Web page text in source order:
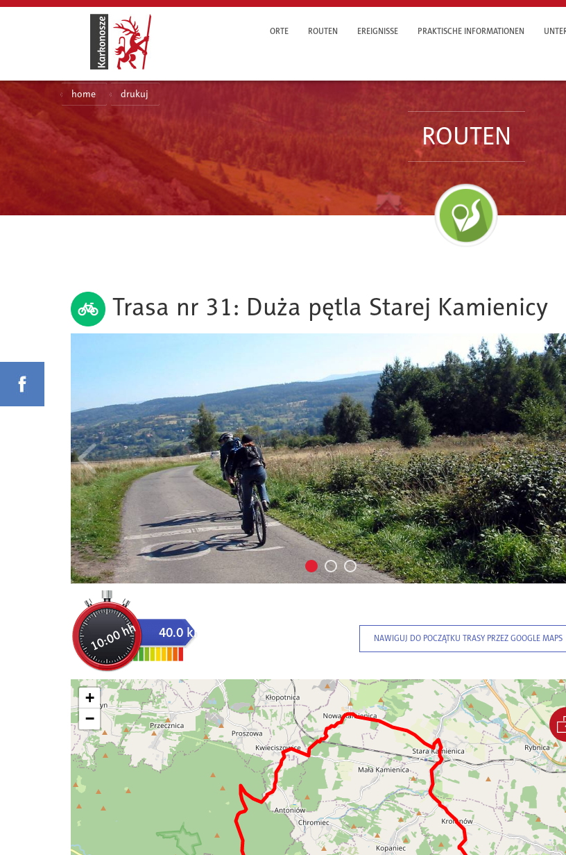
ORTE ROUTEN EREIGNISSE PRAKTISCHE INFORMATIONEN
home drukuj
ROUTEN
Trasa nr 31: Duża pętla Starej Kamienicy
10:00 hh 40.0 km NAWIGUJ DO POCZĄTKU TRASY PRZEZ GOOGLE MAPS
+
−